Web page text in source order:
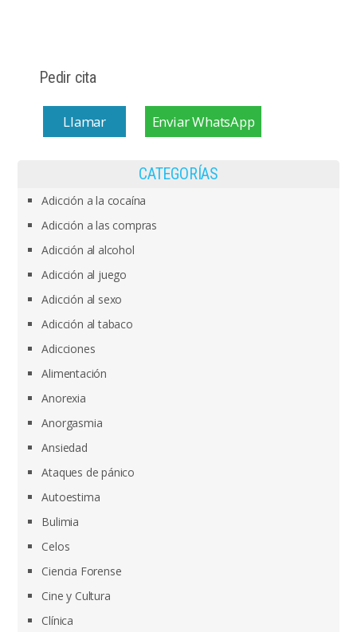
Pedir cita
Llamar Enviar WhatsApp
CATEGORÍAS
Adicción a la cocaína
Adicción a las compras
Adicción al alcohol
Adicción al juego
Adicción al sexo
Adicción al tabaco
Adicciones
Alimentación
Anorexia
Anorgasmia
Ansiedad
Ataques de pánico
Autoestima
Bulimia
Celos
Ciencia Forense
Cine y Cultura
Clínica